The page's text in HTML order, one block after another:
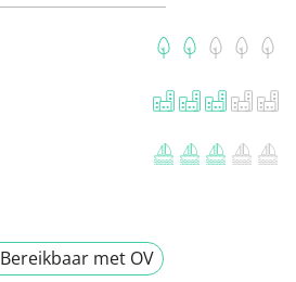
Bereikbaar met OV